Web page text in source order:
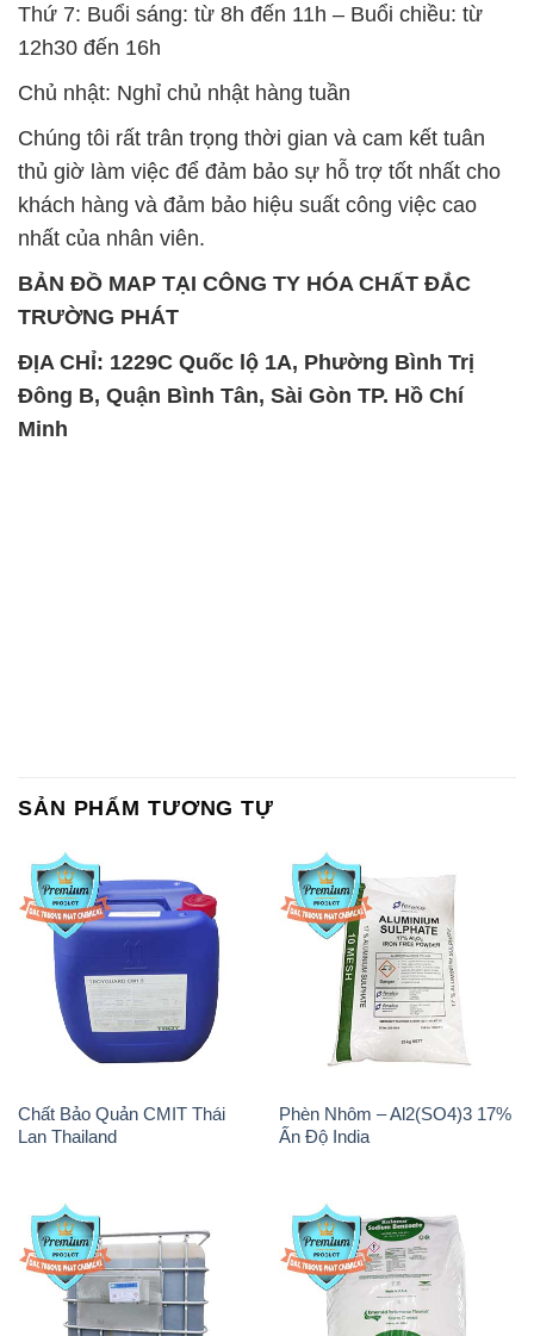
Thứ 7: Buổi sáng: từ 8h đến 11h – Buổi chiều: từ
12h30 đến 16h
Chủ nhật: Nghỉ chủ nhật hàng tuần
Chúng tôi rất trân trọng thời gian và cam kết tuân
thủ giờ làm việc để đảm bảo sự hỗ trợ tốt nhất cho
khách hàng và đảm bảo hiệu suất công việc cao
nhất của nhân viên.
BẢN ĐỒ MAP TẠI CÔNG TY HÓA CHẤT ĐẮC
TRƯỜNG PHÁT
ĐỊA CHỈ: 1229C Quốc lộ 1A, Phường Bình Trị
Đông B, Quận Bình Tân, Sài Gòn TP. Hồ Chí
Minh
SẢN PHẨM TƯƠNG TỰ
Chất Bảo Quản CMIT Thái
Lan Thailand
Phèn Nhôm – Al2(SO4)3 17%
Ấn Độ India